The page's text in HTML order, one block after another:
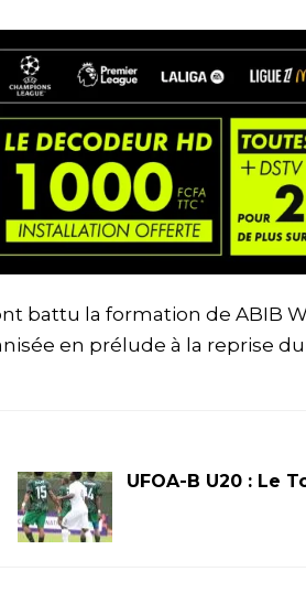
battu la formation de ABIB
en prélude à la reprise
UFOA-B U20 : Le